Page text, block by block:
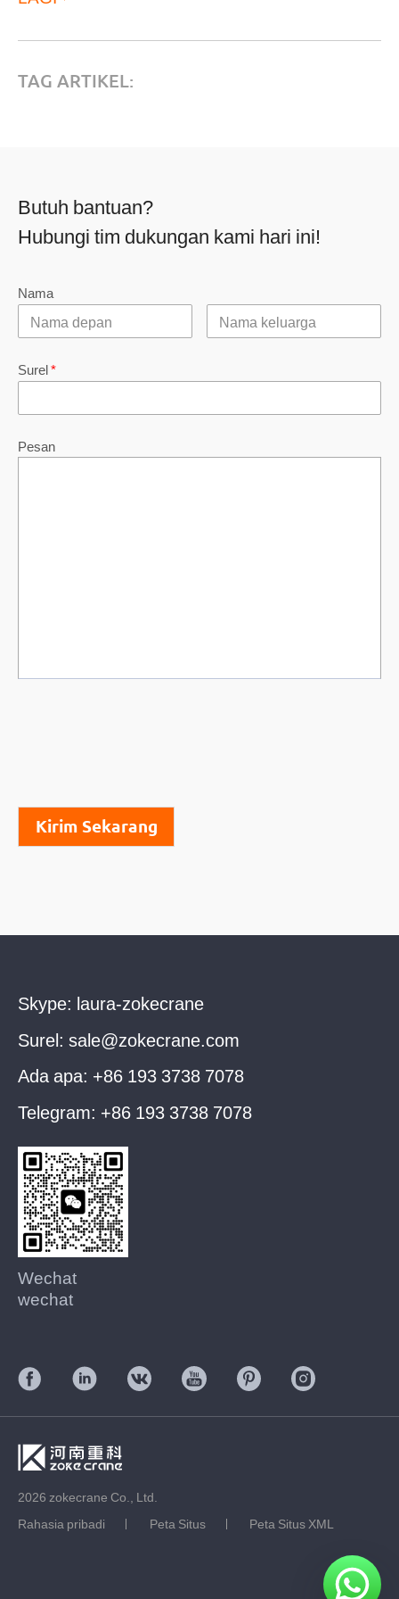
TAG ARTIKEL:
Butuh bantuan?
Hubungi tim dukungan kami hari ini!
Nama
Surel*
Pesan
Kirim Sekarang
Skype: laura-zokecrane
Surel: sale@zokecrane.com
Ada apa: +86 193 3738 7078
Telegram: +86 193 3738 7078
Wechat
wechat
2026 zokecrane Co., Ltd.
Rahasia pribadi
Peta Situs Peta Situs XML